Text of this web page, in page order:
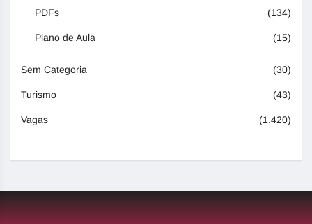
PDFs (134)
Plano de Aula (15)
Sem Categoria (30)
Turismo (43)
Vagas (1.420)